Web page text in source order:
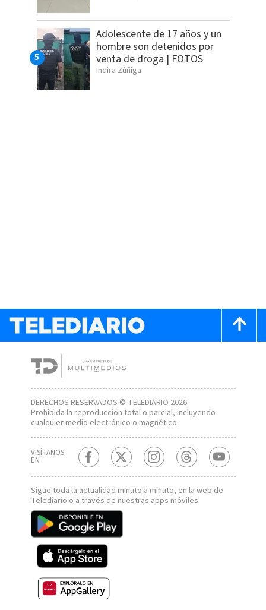
Adolescente de 17 años y un
hombre son detenidos por
venta de droga | FOTOS
Indira Zúñiga
DERECHOS RESERVADOS © TELEDIARIO 2026
Prohibida la reproducción total o parcial, incluyendo
cualquier medio electrónico o magnético.
VISÍTANOS
EN
Sigue toda la actualidad minuto a minuto, en la web de
Telediario o a través de nuestras apps móviles.